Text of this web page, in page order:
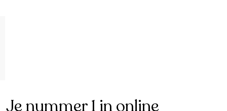
Je nummer 1 in online